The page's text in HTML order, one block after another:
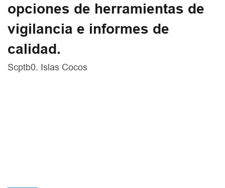
opciones de herramientas de
vigilancia e informes de
calidad.
Scptb0. Islas Cocos